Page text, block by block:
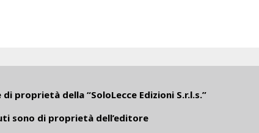
di proprietà della “SoloLecce Edizioni S.r.l.s.”
sono di proprietà dell’editore